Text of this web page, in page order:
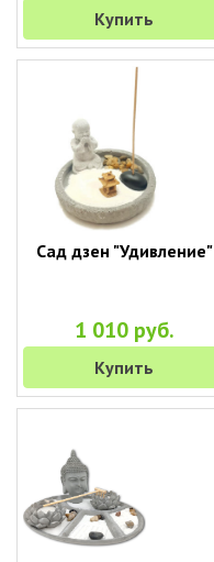
Купить
Сад дзен "Удивление"
1 010 руб.
Купить